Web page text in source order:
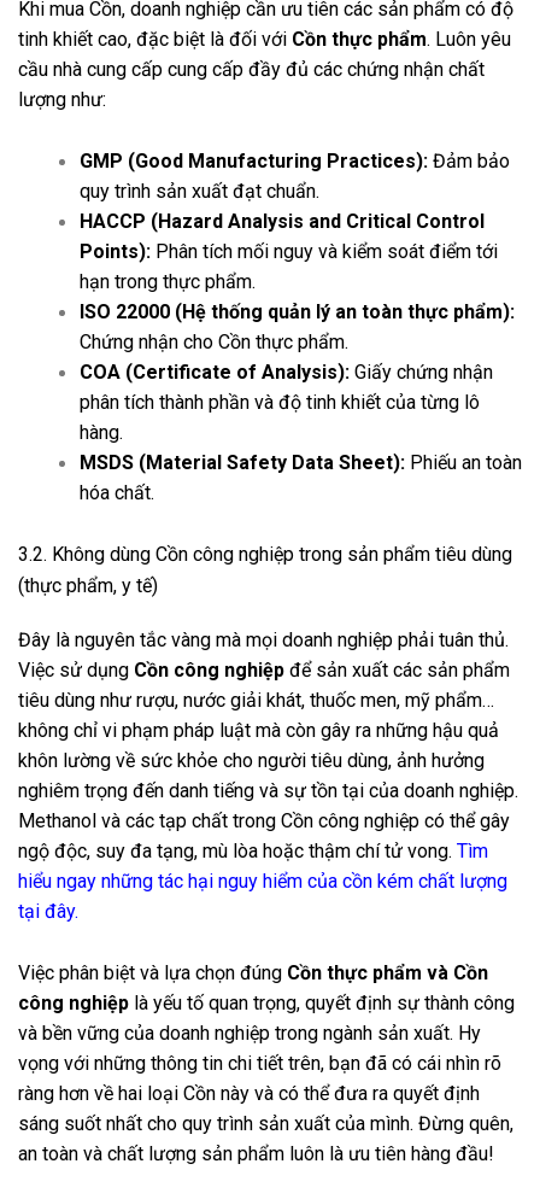
Khi mua Cồn, doanh nghiệp cần ưu tiên các sản phẩm có độ
tinh khiết cao, đặc biệt là đối với Cồn thực phẩm. Luôn yêu
cầu nhà cung cấp cung cấp đầy đủ các chứng nhận chất
lượng như:
GMP (Good Manufacturing Practices): Đảm bảo
quy trình sản xuất đạt chuẩn.
HACCP (Hazard Analysis and Critical Control
Points): Phân tích mối nguy và kiểm soát điểm tới
hạn trong thực phẩm.
ISO 22000 (Hệ thống quản lý an toàn thực phẩm):
Chứng nhận cho Cồn thực phẩm.
COA (Certificate of Analysis): Giấy chứng nhận
phân tích thành phần và độ tinh khiết của từng lô
hàng.
MSDS (Material Safety Data Sheet): Phiếu an toàn
hóa chất.
3.2. Không dùng Cồn công nghiệp trong sản phẩm tiêu dùng
(thực phẩm, y tế)
Đây là nguyên tắc vàng mà mọi doanh nghiệp phải tuân thủ.
Việc sử dụng Cồn công nghiệp để sản xuất các sản phẩm
tiêu dùng như rượu, nước giải khát, thuốc men, mỹ phẩm…
không chỉ vi phạm pháp luật mà còn gây ra những hậu quả
khôn lường về sức khỏe cho người tiêu dùng, ảnh hưởng
nghiêm trọng đến danh tiếng và sự tồn tại của doanh nghiệp.
Methanol và các tạp chất trong Cồn công nghiệp có thể gây
ngộ độc, suy đa tạng, mù lòa hoặc thậm chí tử vong. Tìm
hiểu ngay những tác hại nguy hiểm của cồn kém chất lượng
tại đây.
Việc phân biệt và lựa chọn đúng Cồn thực phẩm và Cồn
công nghiệp là yếu tố quan trọng, quyết định sự thành công
và bền vững của doanh nghiệp trong ngành sản xuất. Hy
vọng với những thông tin chi tiết trên, bạn đã có cái nhìn rõ
ràng hơn về hai loại Cồn này và có thể đưa ra quyết định
sáng suốt nhất cho quy trình sản xuất của mình. Đừng quên,
an toàn và chất lượng sản phẩm luôn là ưu tiên hàng đầu!